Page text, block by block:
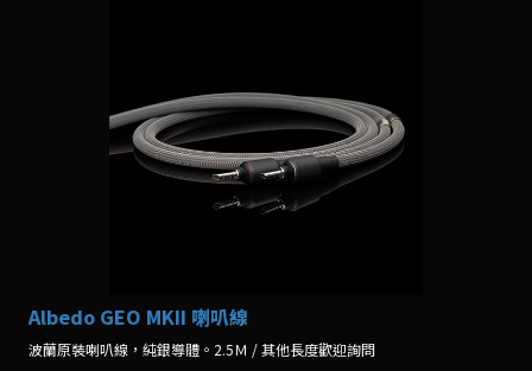
Albedo GEO MKII 喇叭線
波蘭原裝喇叭線，純銀導體。2.5Ｍ / 其他長度歡迎詢問